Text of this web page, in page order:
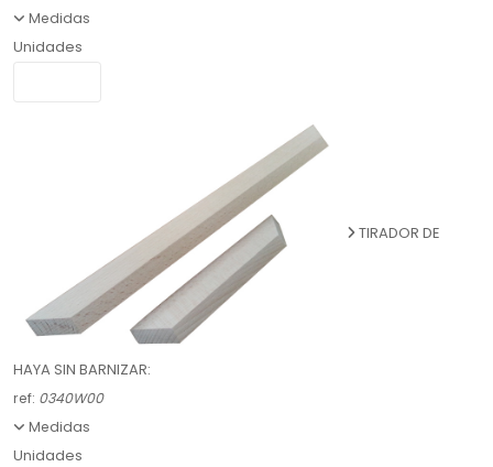
Medidas
Unidades
TIRADOR DE
HAYA SIN BARNIZAR:
ref: 0340W00
Medidas
Unidades